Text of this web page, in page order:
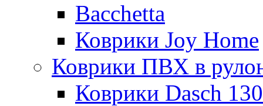
Bacchetta
Коврики Joy Home
Коврики ПВХ в
Коврики Dasch